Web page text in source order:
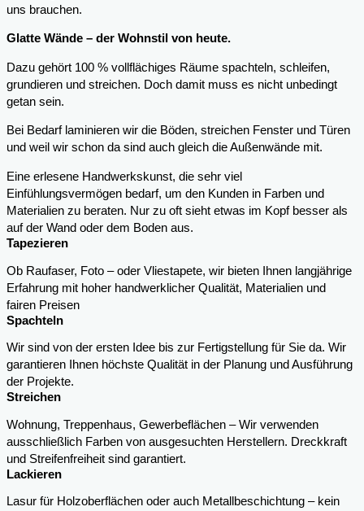
uns brauchen.
Glatte Wände – der Wohnstil von heute.
Dazu gehört 100 % vollflächiges Räume spachteln, schleifen,
grundieren und streichen. Doch damit muss es nicht unbedingt
getan sein.
Bei Bedarf laminieren wir die Böden, streichen Fenster und Türen
und weil wir schon da sind auch gleich die Außenwände mit.
Eine erlesene Handwerkskunst, die sehr viel
Einfühlungsvermögen bedarf, um den Kunden in Farben und
Materialien zu beraten. Nur zu oft sieht etwas im Kopf besser als
auf der Wand oder dem Boden aus.
Tapezieren
Ob Raufaser, Foto – oder Vliestapete, wir bieten Ihnen langjährige
Erfahrung mit hoher handwerklicher Qualität, Materialien und
fairen Preisen
Spachteln
Wir sind von der ersten Idee bis zur Fertigstellung für Sie da. Wir
garantieren Ihnen höchste Qualität in der Planung und Ausführung
der Projekte.
Streichen
Wohnung, Treppenhaus, Gewerbeflächen – Wir verwenden
ausschließlich Farben von ausgesuchten Herstellern. Dreckkraft
und Streifenfreiheit sind garantiert.
Lackieren
Lasur für Holzoberflächen oder auch Metallbeschichtung – kein